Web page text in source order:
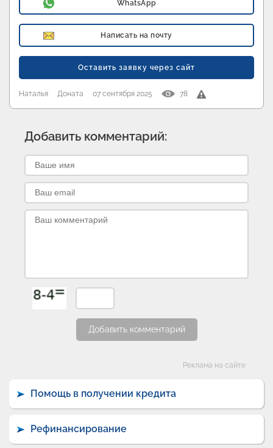
WhatsApp
Написать на почту
Оставить заявку через сайт
Наталья Доната 07 сентября 2025 78
Добавить комментарий:
Добавить комментарий
Реклама на сайте
Помощь в получении кредита
Рефинансирование